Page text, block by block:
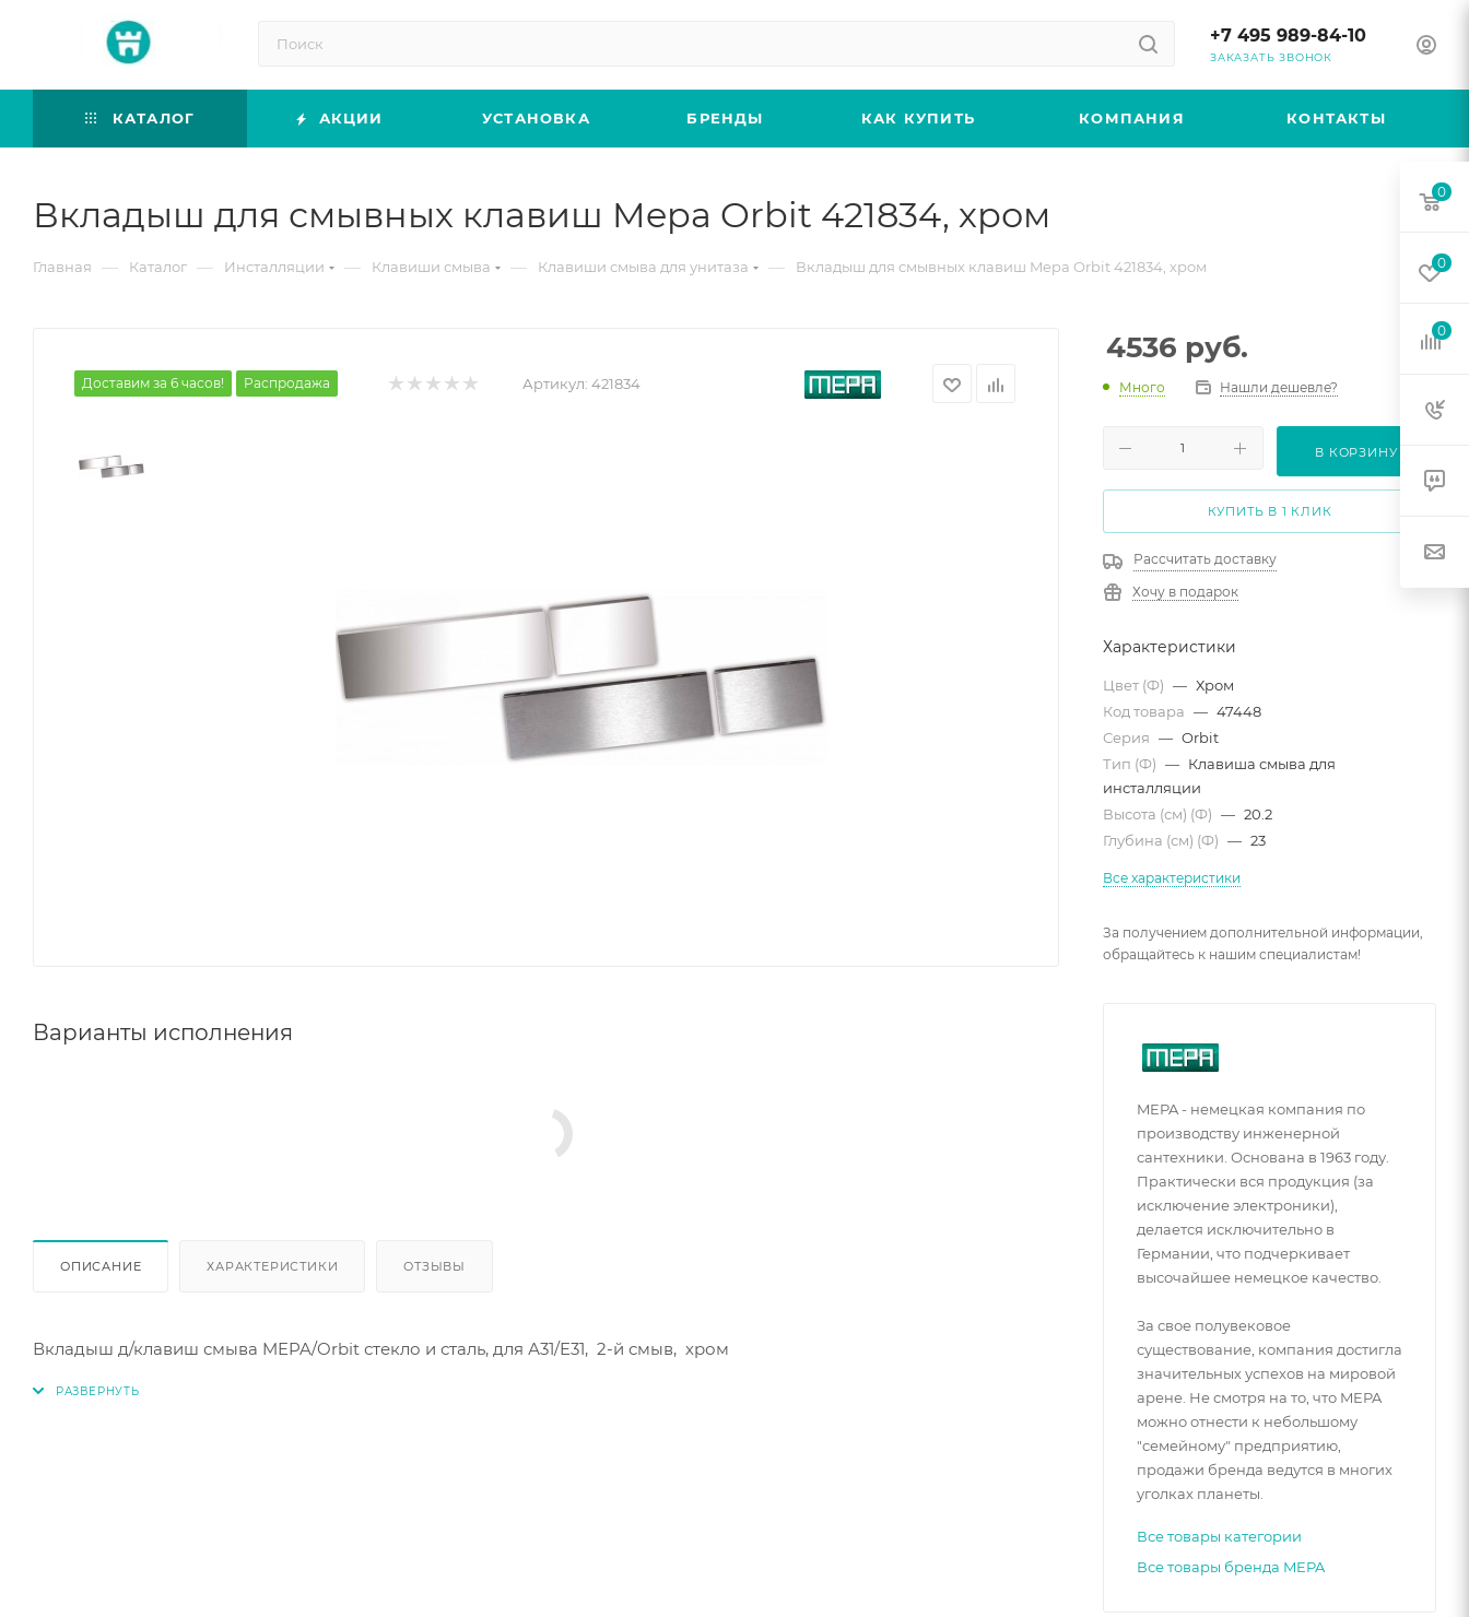
+7 495 989-84-10
ЗАКАЗАТЬ ЗВОНОК
КАТАЛОГ АКЦИИ УСТАНОВКА БРЕНДЫ КАК КУПИТЬ КОМПАНИЯ КОНТАКТЫ
Вкладыш для смывных клавиш Mepa Orbit 421834, хром
Главная — Каталог — Инсталляции — Клавиши смыва — Клавиши смыва для унитаза — Вкладыш для смывных клавиш Mepa Orbit 421834, хром
Доставим за 6 часов! Распродажа Артикул: 421834
Варианты исполнения
ОПИСАНИЕ ХАРАКТЕРИСТИКИ ОТЗЫВЫ
Вкладыш д/клавиш смыва MEPA/Orbit стекло и сталь, для А31/E31, 2-й смыв, хром
4536 руб.
Много Нашли дешевле?
В КОРЗИНУ
КУПИТЬ В 1 КЛИК
Рассчитать доставку
Хочу в подарок
Характеристики
Цвет (Ф) — Хром
Код товара — 47448
Серия — Orbit
Тип (Ф) — Клавиша смыва для
инсталляции
Высота (см) (Ф) — 20.2
Глубина (см) (Ф) — 23
Все характеристики
За получением дополнительной информации,
обращайтесь к нашим специалистам!
MEPA - немецкая компания по
производству инженерной
сантехники. Основана в 1963 году.
Практически вся продукция (за
исключение электроники),
делается исключительно в
Германии, что подчеркивает
высочайшее немецкое качество.
За свое полувековое
существование, компания достигла
значительных успехов на мировой
арене. Не смотря на то, что MEPA
можно отнести к небольшому
"семейному" предприятию,
продажи бренда ведутся в многих
уголках планеты.
Все товары категории
Все товары бренда MEPA
0
0
0